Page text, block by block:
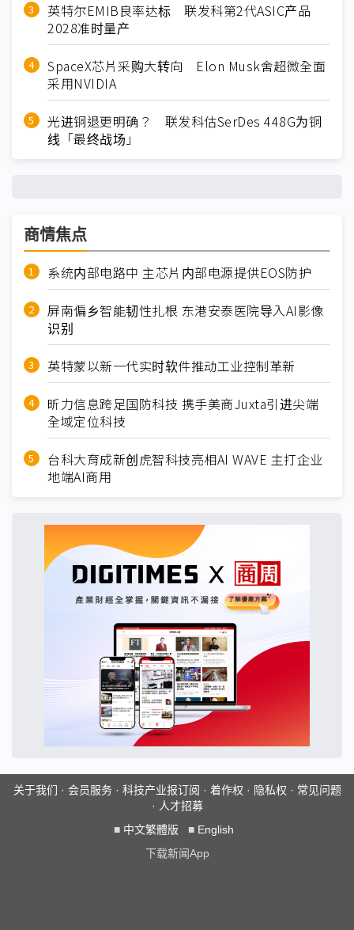
英特尔EMIB良率达标 联发科第2代ASIC产品
2028准时量产
SpaceX芯片采购大转向 Elon Musk舍超微全面
采用NVIDIA
光进铜退更明确？ 联发科估SerDes 448G为铜
线「最终战场」
商情焦点
系统内部电路中 主芯片内部电源提供EOS防护
屏南偏乡智能韧性扎根 东港安泰医院导入AI影像
识别
英特蒙以新一代实时软件推动工业控制革新
昕力信息跨足国防科技 携手美商Juxta引进尖端
全域定位科技
台科大育成新创虎智科技亮相AI WAVE 主打企业
地端AI商用
关于我们 · 会员服务· 科技产业报订阅 · 着作权 · 隐私权 · 常见问题
· 人才招募
■ 中文繁體版 ■ English
下载新闻App